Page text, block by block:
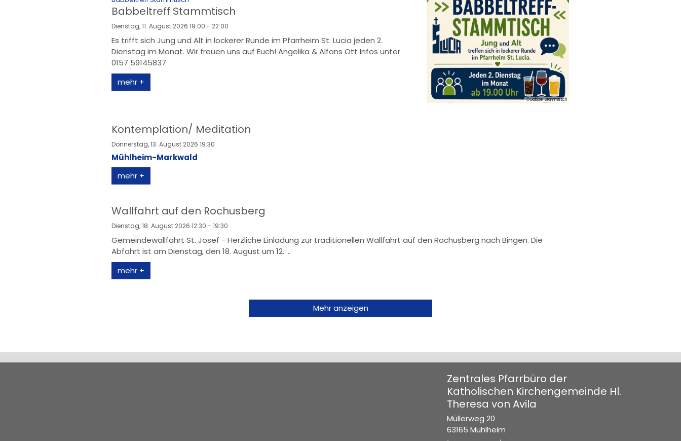
© Babbel Stammtisch
Babbeltreff Stammtisch
Dienstag, 11. August 2026 19:00 - 22:00
Es trifft sich Jung und Alt in lockerer Runde im Pfarrheim St. Lucia jeden 2.
Dienstag im Monat. Wir freuen uns auf Euch! Angelika & Alfons Ott Infos unter
0157 59145837
mehr +
Kontemplation/ Meditation
Donnerstag, 13. August 2026 19:30
Mühlheim-Markwald
mehr +
Wallfahrt auf den Rochusberg
Dienstag, 18. August 2026 12:30 - 19:30
Gemeindewallfahrt St. Josef - Herzliche Einladung zur traditionellen Wallfahrt auf den Rochusberg nach Bingen. Die
Abfahrt ist am Dienstag, den 18. August um 12. ...
mehr +
Mehr anzeigen
Zentrales Pfarrbüro der
Katholischen Kirchengemeinde Hl.
Theresa von Avila
Müllerweg 20
63165 Mühlheim